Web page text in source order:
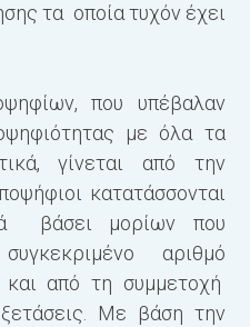
τα οποία τυχόν έχει
που υπέβαλαν
με όλα τα
γίνεται από την
κατατάσσονται
βάσει μορίων που
αριθμό
και από τη συμμετοχή
Με βάση την